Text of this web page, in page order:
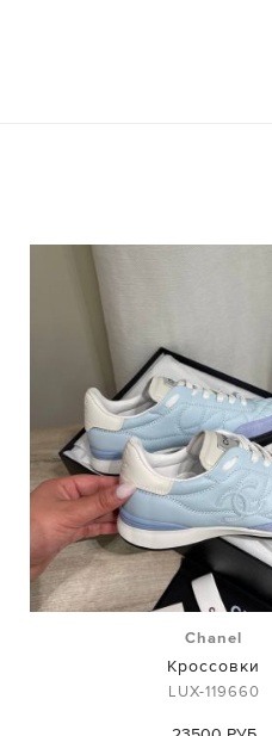
Chanel
Кроссовки
LUX-119660